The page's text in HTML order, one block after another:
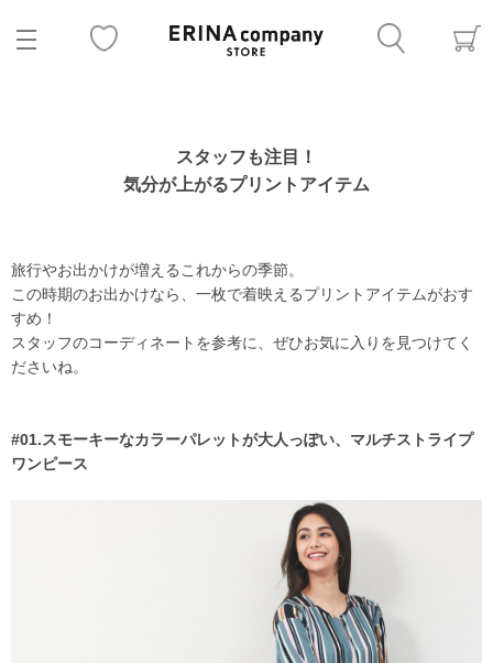
スタッフも注目！
気分が上がるプリントアイテム
旅行やお出かけが増えるこれからの季節。
この時期のお出かけなら、一枚で着映えるプリントアイテムがおす
すめ！
スタッフのコーディネートを参考に、ぜひお気に入りを見つけてく
ださいね。
#01.スモーキーなカラーパレットが大人っぽい、マルチストライプ
ワンピース